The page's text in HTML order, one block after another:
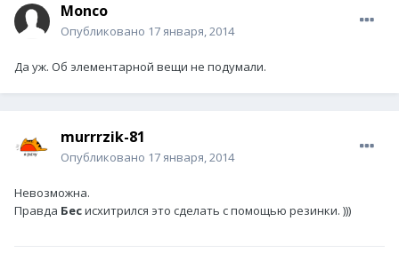
Monco
Опубликовано 17 января, 2014
Да уж. Об элементарной вещи не подумали.
murrrzik-81
Опубликовано 17 января, 2014
Невозможна.
Правда Бесисхитрился это сделать с помощью резинки. )))